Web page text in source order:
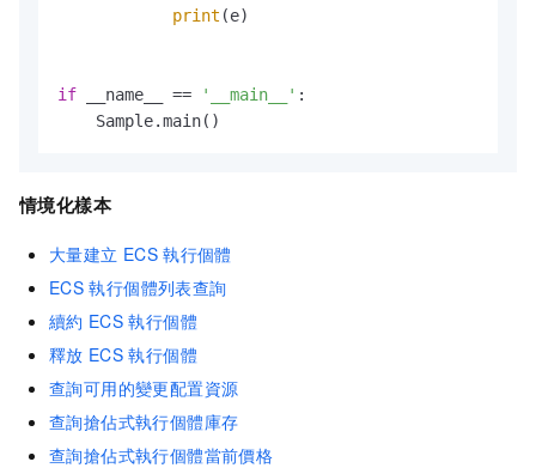
print (e)
if __name__ == '__main__' :
情境化樣本
大量建立 ECS 執行個體
ECS 執行個體列表查詢
續約 ECS 執行個體
釋放 ECS 執行個體
查詢可用的變更配置資源
查詢搶佔式執行個體庫存
查詢搶佔式執行個體當前價格